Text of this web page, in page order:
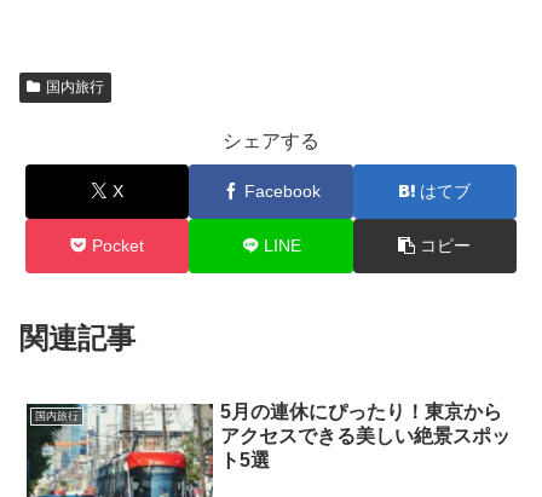
国内旅行
シェアする
X Facebook はてブ
Pocket LINE コピー
関連記事
国内旅行
5月の連休にぴったり！東京から
アクセスできる美しい絶景スポッ
ト5選